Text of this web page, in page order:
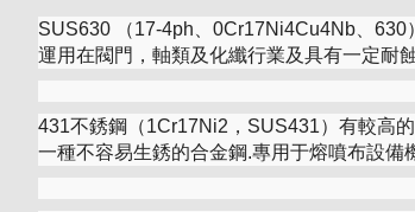
SUS630 （17-4ph、0Cr17Ni4Cu4Nb、
運用在閥門，軸類及化纖行業及具有一定耐
431不銹鋼（1Cr17Ni2，SUS431）有較高
一種不容易生銹的合金鋼.專用于熔噴布設備